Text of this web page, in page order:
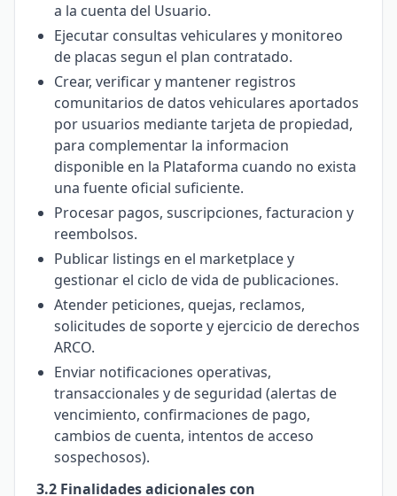
a la cuenta del Usuario.
Ejecutar consultas vehiculares y monitoreo
de placas segun el plan contratado.
Crear, verificar y mantener registros
comunitarios de datos vehiculares aportados
por usuarios mediante tarjeta de propiedad,
para complementar la informacion
disponible en la Plataforma cuando no exista
una fuente oficial suficiente.
Procesar pagos, suscripciones, facturacion y
reembolsos.
Publicar listings en el marketplace y
gestionar el ciclo de vida de publicaciones.
Atender peticiones, quejas, reclamos,
solicitudes de soporte y ejercicio de derechos
ARCO.
Enviar notificaciones operativas,
transaccionales y de seguridad (alertas de
vencimiento, confirmaciones de pago,
cambios de cuenta, intentos de acceso
sospechosos).
3.2 Finalidades adicionales con